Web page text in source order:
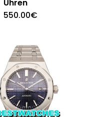
Uhren
550.00€